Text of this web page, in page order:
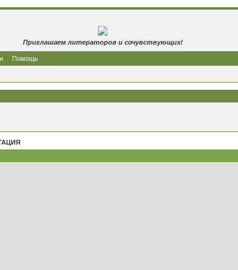
Приглашаем литераторов и сочувствующих!
Помощь